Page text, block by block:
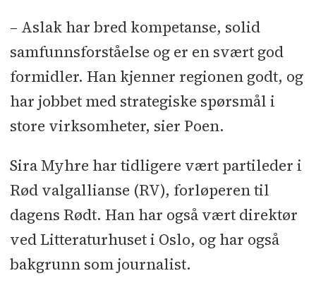
– Aslak har bred kompetanse, solid
samfunnsforståelse og er en svært god
formidler. Han kjenner regionen godt, og
har jobbet med strategiske spørsmål i
store virksomheter, sier Poen.
Sira Myhre har tidligere vært partileder i
Rød valgallianse (RV), forløperen til
dagens Rødt. Han har også vært direktør
ved Litteraturhuset i Oslo, og har også
bakgrunn som journalist.